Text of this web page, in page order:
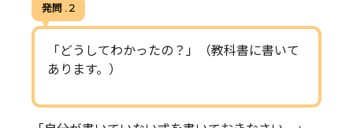
発問 . 2
「どうしてわかったの？」（教科書に書いて
あります。）